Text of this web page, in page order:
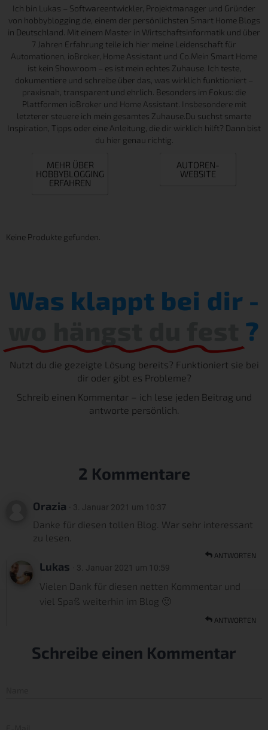
Ich bin Lukas – Softwareentwickler, Projektmanager und Gründer
von hobbyblogging.de, einem der persönlichsten Smart Home Blogs
in Deutschland. Mit einem Master in Wirtschaftsinformatik und über
7 Jahren Erfahrung teile ich hier meine Leidenschaft für
Automationen, ioBroker, Home Assistant und Co.Mein Smart Home
ist kein Showroom – es ist mein echtes Zuhause. Ich teste,
dokumentiere und schreibe über das, was wirklich funktioniert –
praxisnah, transparent und ehrlich. Besonders im Fokus: die
Plattformen ioBroker und Home Assistant. Insbesondere mit
letzterer steuere ich mein gesamtes Zuhause.Du suchst smarte
Inspiration, Tipps oder eine Anleitung, die dir wirklich hilft? Dann bist
du hier genau richtig.
MEHR ÜBER
HOBBYBLOGGING
ERFAHREN
AUTOREN-
WEBSITE
Keine Produkte gefunden.
Was klappt bei dir -
?
Nutzt du die gezeigte Lösung bereits? Funktioniert sie bei
dir oder gibt es Probleme?
Schreib einen Kommentar – ich lese jeden Beitrag und
antworte persönlich.
2 Kommentare
Orazia · 3. Januar 2021 um 10:37
Danke für diesen tollen Blog. War sehr interessant
zu lesen.
ANTWORTEN
Lukas · 3. Januar 2021 um 10:59
Vielen Dank für diesen netten Kommentar und
viel Spaß weiterhin im Blog 🙂
ANTWORTEN
Schreibe einen Kommentar